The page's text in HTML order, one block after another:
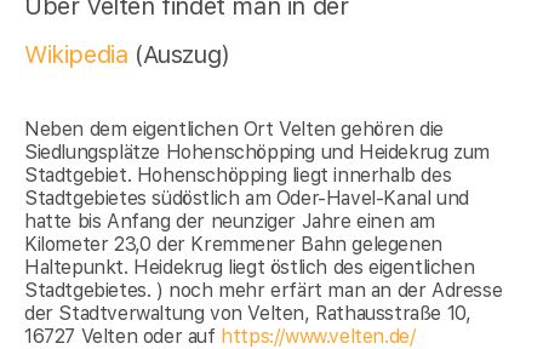
Wikipedia (Auszug)
Neben dem eigentlichen Ort Velten gehören die
Siedlungsplätze Hohenschöpping und Heidekrug zum
Stadtgebiet. Hohenschöpping liegt innerhalb des
Stadtgebietes südöstlich am Oder-Havel-Kanal und
hatte bis Anfang der neunziger Jahre einen am
Kilometer 23,0 der Kremmener Bahn gelegenen
Haltepunkt. Heidekrug liegt östlich des eigentlichen
Stadtgebietes. ) noch mehr erfärt man an der Adresse
der Stadtverwaltung von Velten, Rathausstraße 10,
16727 Velten oder auf https://www.velten.de/